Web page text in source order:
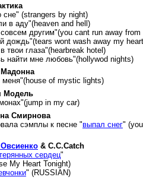
сне" (strangers by night)
в аду"(heaven and hell)
другим"(you cant run away from
дождь"(tears wont wash away my
твои глаза"(hearbreak hotel)
найти мне любовь"(hollywod nights)
Мадонна
меня"(house of mystic lights)
Модель
in my car)
Смирнова
сэмплы к песне "выпал снег"
& C.C.Catch
сердец"
My Heart Tonight)
" (RUSSIAN)